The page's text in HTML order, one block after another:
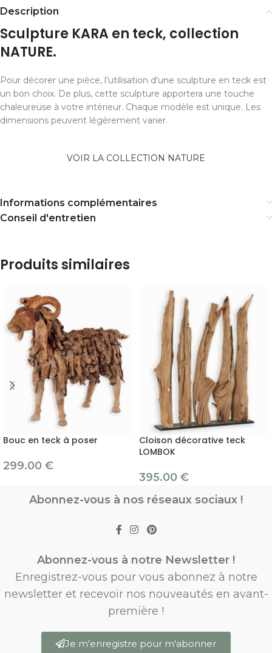
Description
Sculpture KARA en teck, collection
NATURE.
Pour décorer une pièce, l’utilisation d'une sculpture en teck est
un bon choix. De plus, cette sculpture apportera une touche
chaleureuse à votre intérieur. Chaque modèle est unique. Les
dimensions peuvent légèrement varier.
VOIR LA COLLECTION NATURE
Informations complémentaires
Conseil d'entretien
Produits similaires
Bouc en teck à poser
299.00 €
Cloison décorative teck
LOMBOK
395.00 €
Abonnez-vous à nos réseaux sociaux !
Abonnez-vous à notre Newsletter !
Enregistrez-vous pour vous abonnez à notre
newsletter et recevoir nos nouveautés en avant-
première !
Je m'enregistre pour m'abonner